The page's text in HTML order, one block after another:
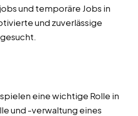
und temporäre Jobs in
und zuverlässige
eine wichtige Rolle in
und -verwaltung eines